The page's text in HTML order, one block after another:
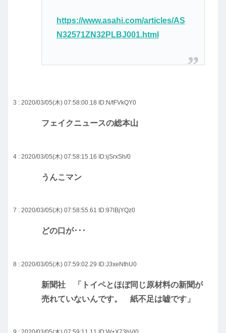
https://www.asahi.com/articles/AS
N32571ZN32PLBJ001.html
3 : 2020/03/05(木) 07:58:00.18 ID:N/tFVkQY0
フェイクニュースの総本山
4 : 2020/03/05(木) 07:58:15.16 ID:ijSrxSh/0
うんこマン
7 : 2020/03/05(木) 07:58:55.61 ID:97lBjYQz0
どの口が･･･
8 : 2020/03/05(木) 07:59:02.29 ID:J3xeNthU0
新聞社 「トイペとほぼ同じ原材料の新聞が
売れていないんです。 紙不足は嘘です」